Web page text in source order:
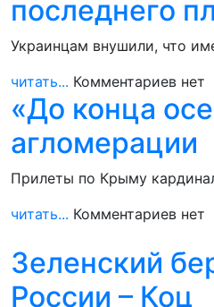
последнего
Украинцам внушили, что
читать... Комментариев нет
«До конца
агломерации
Прилеты по Крыму
читать... Комментариев нет
Зеленский
России – Коц